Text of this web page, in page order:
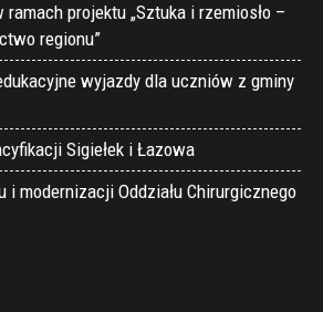
projektu „Sztuka i rzemiosło –
regionu”
wyjazdy dla uczniów z gminy
Sigiełek i Łazowa
i modernizacji Oddziału Chirurgicznego